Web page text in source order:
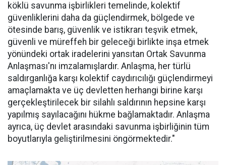
köklü savunma işbirlikleri temelinde, kolektif
güvenliklerini daha da güçlendirmek, bölgede ve
ötesinde barış, güvenlik ve istikrarı teşvik etmek,
güvenli ve müreffeh bir geleceği birlikte inşa etmek
yönündeki ortak iradelerini yansıtan Ortak Savunma
Anlaşması'nı imzalamışlardır. Anlaşma, her türlü
saldırganlığa karşı kolektif caydırıcılığı güçlendirmeyi
amaçlamakta ve üç devletten herhangi birine karşı
gerçekleştirilecek bir silahlı saldırının hepsine karşı
yapılmış sayılacağını hükme bağlamaktadır. Anlaşma
ayrıca, üç devlet arasındaki savunma işbirliğinin tüm
boyutlarıyla geliştirilmesini öngörmektedir."